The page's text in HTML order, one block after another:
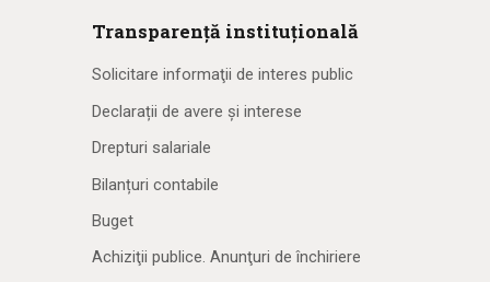
Transparență instituțională
Solicitare informaţii de interes public
Declarații de avere și interese
Drepturi salariale
Bilanțuri contabile
Buget
Achiziţii publice. Anunţuri de închiriere